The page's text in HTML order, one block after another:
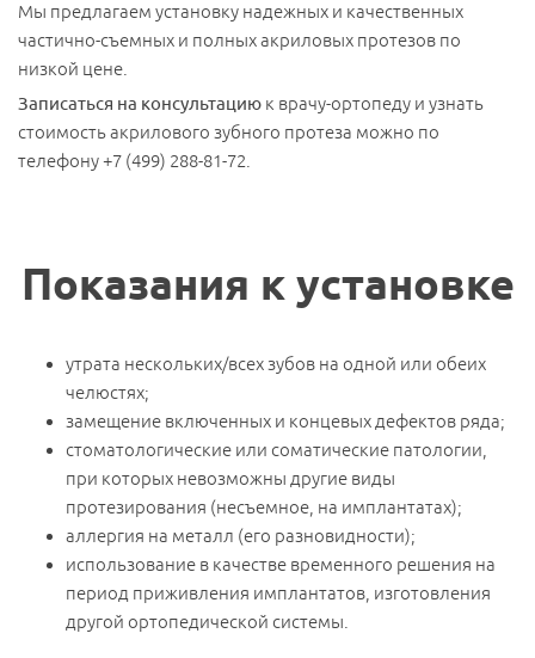
Мы предлагаем установку надежных и качественных
частично-съемных и полных акриловых протезов по
низкой цене.
Записаться на консультацию к врачу-ортопеду и узнать
стоимость акрилового зубного протеза можно по
телефону +7 (499) 288-81-72.
Показания к установке
утрата нескольких/всех зубов на одной или обеих
челюстях;
замещение включенных и концевых дефектов ряда;
стоматологические или соматические патологии,
при которых невозможны другие виды
протезирования (несъемное, на имплантатах);
аллергия на металл (его разновидности);
использование в качестве временного решения на
период приживления имплантатов, изготовления
другой ортопедической системы.